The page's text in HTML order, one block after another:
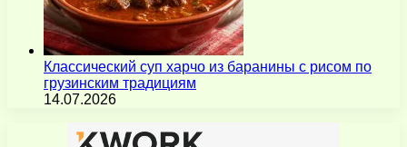
Классический суп харчо из баранины с рисом по
грузинским традициям
14.07.2026